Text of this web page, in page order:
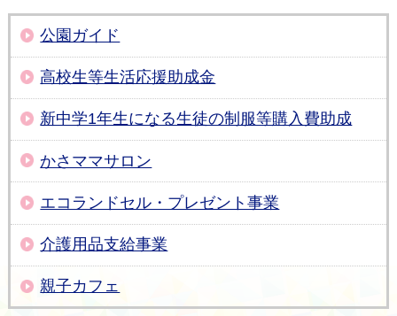
公園ガイド
高校生等生活応援助成金
新中学1年生になる生徒の制服等購入費助成
かさママサロン
エコランドセル・プレゼント事業
介護用品支給事業
親子カフェ